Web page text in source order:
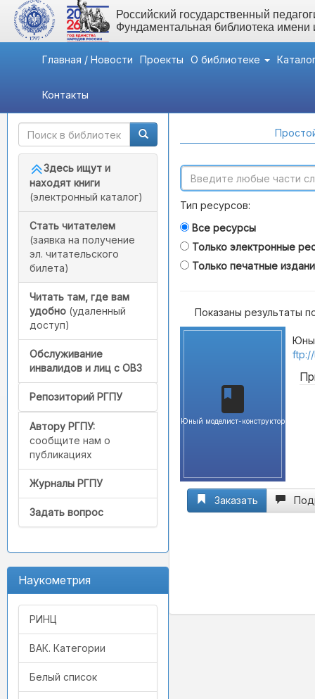
Российский государственный
Фундаментальная библиотека
Главная / Новости Проекты О библиотеке
Контакты
Быстрый доступ
Здесь ищут и
находят книги
(электронный каталог)
Стать читателем
(заявка на получение
эл. читательского
билета)
Читать там, где вам
удобно (удаленный
доступ)
Обслуживание
инвалидов и лиц с ОВЗ
Репозиторий РГПУ
Автору РГПУ:
сообщите нам о
публикациях
Журналы РГПУ
Задать вопрос
Наукометрия
РИНЦ
ВАК. Категории
Белый список
Тип ресурсов:
Все ресурсы
Только электронные
Только печатные
Показаны результаты
Юный моделист-конструктор
Заказать